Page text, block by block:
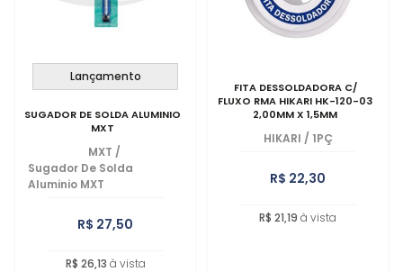
Lançamento
SUGADOR DE SOLDA ALUMINIO
MXT
MXT /
Sugador De Solda
Aluminio MXT
R$ 27,50
R$ 26,13 à vista
FITA DESSOLDADORA C/
FLUXO RMA HIKARI HK-120-03
2,00MM X 1,5MM
HIKARI / 1PÇ
R$ 22,30
R$ 21,19 à vista